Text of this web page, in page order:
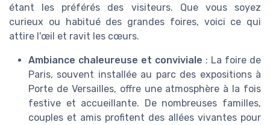
étant les préférés des visiteurs. Que vous soyez
curieux ou habitué des grandes foires, voici ce qui
attire l'œil et ravit les cœurs.
Ambiance chaleureuse et conviviale : La foire de
Paris, souvent installée au parc des expositions à
Porte de Versailles, offre une atmosphère à la fois
festive et accueillante. De nombreuses familles,
couples et amis profitent des allées vivantes pour